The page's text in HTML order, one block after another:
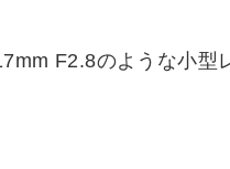
F2.8のような小型